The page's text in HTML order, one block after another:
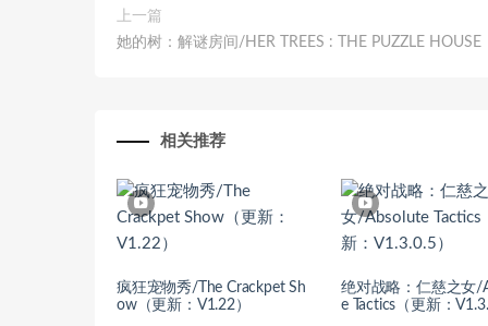
上一篇
她的树：解谜房间/HER TREES : THE PUZZLE HOUSE
相关推荐
疯狂宠物秀/The Crackpet Sh
ow（更新：V1.22）
绝对战略：仁慈之女/
e Tactics（更新：